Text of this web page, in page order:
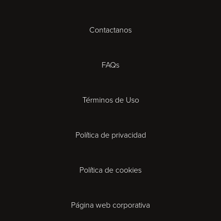
Cardiff
Gloucester
Ipswich
Contactanos
FAQs
Términos de Uso
Política de privacidad
Política de cookies
Página web corporativa